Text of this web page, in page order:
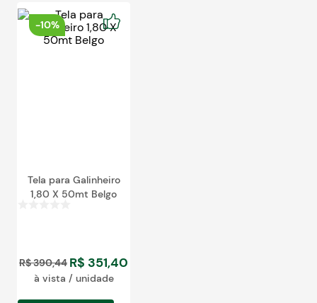
-10%
Tela para Galinheiro
1,80 X 50mt Belgo
R$390,44 R$ 351,40
à vista / unidade